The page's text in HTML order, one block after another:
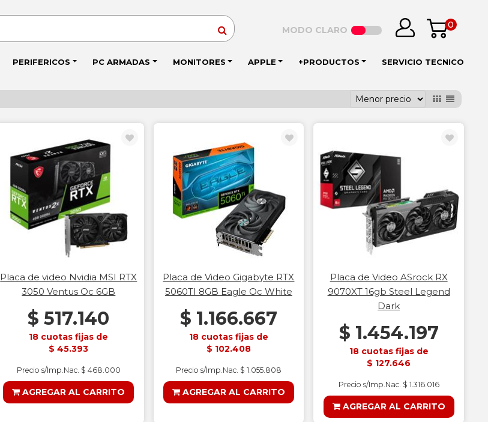
0
MODO CLARO
PERIFERICOS PC ARMADAS MONITORES APPLE +PRODUCTOS SERVICIO TECNICO
Placa de video Nvidia MSI RTX
3050 Ventus Oc 6GB
$ 517.140
18 cuotas fijas de
$ 45.393
Precio s/Imp.Nac. $ 468.000
AGREGAR AL CARRITO
Placa de Video Gigabyte RTX
5060TI 8GB Eagle Oc White
$ 1.166.667
18 cuotas fijas de
$ 102.408
Precio s/Imp.Nac. $ 1.055.808
AGREGAR AL CARRITO
Placa de Video ASrock RX
9070XT 16gb Steel Legend
Dark
$ 1.454.197
18 cuotas fijas de
$ 127.646
Precio s/Imp.Nac. $ 1.316.016
AGREGAR AL CARRITO